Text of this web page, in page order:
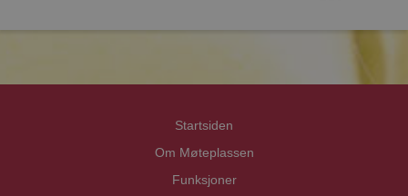
Startsiden
Om Møteplassen
Funksjoner